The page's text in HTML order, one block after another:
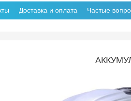
Доставка и оплата Частые